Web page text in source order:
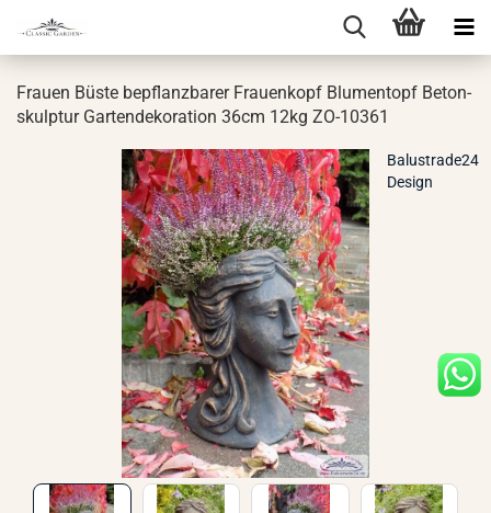
Frau­en Büste be­pflanz­ba­rer Frau­en­kopf Blu­men­topf Be­ton­
skulp­tur Gar­ten­de­ko­ra­ti­on 36cm 12kg ZO-​10361
Balustrade24
Design